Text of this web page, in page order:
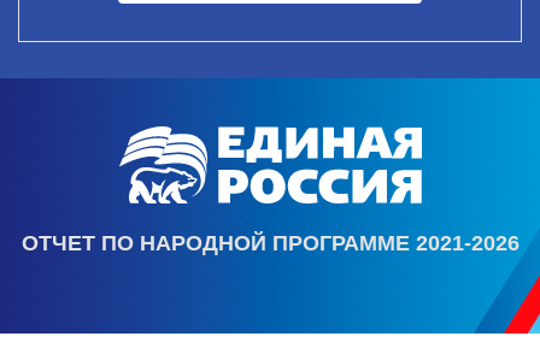
ОТЧЕТ ПО НАРОДНОЙ ПРОГРАММЕ 2021-2026